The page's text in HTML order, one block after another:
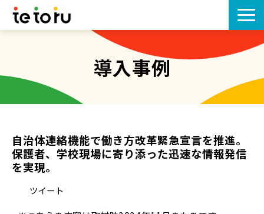
機能一覧
導入事例
導入事例
自治体連絡機能で働き方改革緊急宣言を推進。
保護者、学校現場に寄り添った迅速な情報発信
を実現。
ツイート